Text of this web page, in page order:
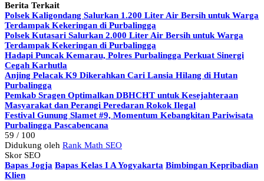
Berita Terkait
Polsek Kaligondang Salurkan 1.200 Liter Air Bersih untuk Warga
Terdampak Kekeringan di Purbalingga
Polsek Kutasari Salurkan 2.000 Liter Air Bersih untuk Warga
Terdampak Kekeringan di Purbalingga
Hadapi Puncak Kemarau, Polres Purbalingga Perkuat Sinergi
Cegah Karhutla
Anjing Pelacak K9 Dikerahkan Cari Lansia Hilang di Hutan
Purbalingga
Pemkab Sragen Optimalkan DBHCHT untuk Kesejahteraan
Masyarakat dan Perangi Peredaran Rokok Ilegal
Festival Gunung Slamet #9, Momentum Kebangkitan Pariwisata
Purbalingga Pascabencana
59 / 100
Didukung oleh Rank Math SEO
Skor SEO
Bapas Jogja Bapas Kelas I A Yogyakarta Bimbingan Kepribadian
Klien